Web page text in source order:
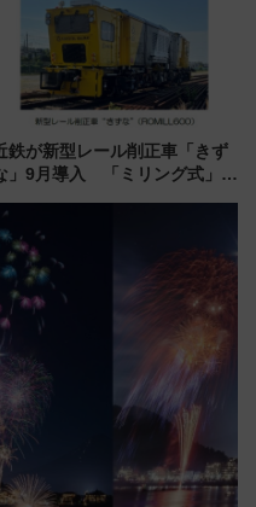
鉄が新型レール削正車「きず
」9月導入 「ミリング式」採
！安全性や乗り心地の向上に
献するだけでなく、全線区で
活躍するための仕組みも